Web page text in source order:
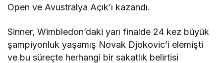
Open ve Avustralya Açık’ı kazandı.
Sinner, Wimbledon’daki yarı finalde 24 kez büyük
şampiyonluk yaşamış Novak Djokovic’i elemişti
ve bu süreçte herhangi bir sakatlık belirtisi